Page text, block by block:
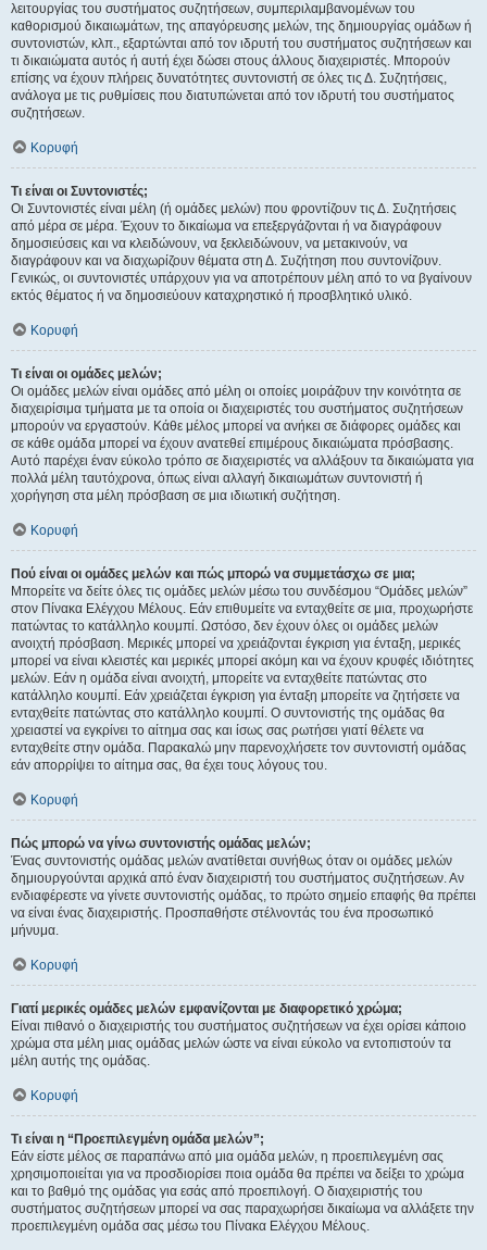
λειτουργίας του συστήματος συζητήσεων, συμπεριλαμβανομένων του
καθορισμού δικαιωμάτων, της απαγόρευσης μελών, της δημιουργίας ομάδων ή
συντονιστών, κλπ., εξαρτώνται από τον ιδρυτή του συστήματος συζητήσεων και
τι δικαιώματα αυτός ή αυτή έχει δώσει στους άλλους διαχειριστές. Μπορούν
επίσης να έχουν πλήρεις δυνατότητες συντονιστή σε όλες τις Δ. Συζητήσεις,
ανάλογα με τις ρυθμίσεις που διατυπώνεται από τον ιδρυτή του συστήματος
συζητήσεων.
Κορυφή
Τι είναι οι Συντονιστές;
Οι Συντονιστές είναι μέλη (ή ομάδες μελών) που φροντίζουν τις Δ. Συζητήσεις
από μέρα σε μέρα. Έχουν το δικαίωμα να επεξεργάζονται ή να διαγράφουν
δημοσιεύσεις και να κλειδώνουν, να ξεκλειδώνουν, να μετακινούν, να
διαγράφουν και να διαχωρίζουν θέματα στη Δ. Συζήτηση που συντονίζουν.
Γενικώς, οι συντονιστές υπάρχουν για να αποτρέπουν μέλη από το να βγαίνουν
εκτός θέματος ή να δημοσιεύουν καταχρηστικό ή προσβλητικό υλικό.
Κορυφή
Τι είναι οι ομάδες μελών;
Οι ομάδες μελών είναι ομάδες από μέλη οι οποίες μοιράζουν την κοινότητα σε
διαχειρίσιμα τμήματα με τα οποία οι διαχειριστές του συστήματος συζητήσεων
μπορούν να εργαστούν. Κάθε μέλος μπορεί να ανήκει σε διάφορες ομάδες και
σε κάθε ομάδα μπορεί να έχουν ανατεθεί επιμέρους δικαιώματα πρόσβασης.
Αυτό παρέχει έναν εύκολο τρόπο σε διαχειριστές να αλλάξουν τα δικαιώματα για
πολλά μέλη ταυτόχρονα, όπως είναι αλλαγή δικαιωμάτων συντονιστή ή
χορήγηση στα μέλη πρόσβαση σε μια ιδιωτική συζήτηση.
Κορυφή
Πού είναι οι ομάδες μελών και πώς μπορώ να συμμετάσχω σε μια;
Μπορείτε να δείτε όλες τις ομάδες μελών μέσω του συνδέσμου “Ομάδες μελών”
στον Πίνακα Ελέγχου Μέλους. Εάν επιθυμείτε να ενταχθείτε σε μια, προχωρήστε
πατώντας το κατάλληλο κουμπί. Ωστόσο, δεν έχουν όλες οι ομάδες μελών
ανοιχτή πρόσβαση. Μερικές μπορεί να χρειάζονται έγκριση για ένταξη, μερικές
μπορεί να είναι κλειστές και μερικές μπορεί ακόμη και να έχουν κρυφές ιδιότητες
μελών. Εάν η ομάδα είναι ανοιχτή, μπορείτε να ενταχθείτε πατώντας στο
κατάλληλο κουμπί. Εάν χρειάζεται έγκριση για ένταξη μπορείτε να ζητήσετε να
ενταχθείτε πατώντας στο κατάλληλο κουμπί. Ο συντονιστής της ομάδας θα
χρειαστεί να εγκρίνει το αίτημα σας και ίσως σας ρωτήσει γιατί θέλετε να
ενταχθείτε στην ομάδα. Παρακαλώ μην παρενοχλήσετε τον συντονιστή ομάδας
εάν απορρίψει το αίτημα σας, θα έχει τους λόγους του.
Κορυφή
Πώς μπορώ να γίνω συντονιστής ομάδας μελών;
Ένας συντονιστής ομάδας μελών ανατίθεται συνήθως όταν οι ομάδες μελών
δημιουργούνται αρχικά από έναν διαχειριστή του συστήματος συζητήσεων. Αν
ενδιαφέρεστε να γίνετε συντονιστής ομάδας, το πρώτο σημείο επαφής θα πρέπει
να είναι ένας διαχειριστής. Προσπαθήστε στέλνοντάς του ένα προσωπικό
μήνυμα.
Κορυφή
Γιατί μερικές ομάδες μελών εμφανίζονται με διαφορετικό χρώμα;
Είναι πιθανό ο διαχειριστής του συστήματος συζητήσεων να έχει ορίσει κάποιο
χρώμα στα μέλη μιας ομάδας μελών ώστε να είναι εύκολο να εντοπιστούν τα
μέλη αυτής της ομάδας.
Κορυφή
Τι είναι η “Προεπιλεγμένη ομάδα μελών”;
Εάν είστε μέλος σε παραπάνω από μια ομάδα μελών, η προεπιλεγμένη σας
χρησιμοποιείται για να προσδιορίσει ποια ομάδα θα πρέπει να δείξει το χρώμα
και το βαθμό της ομάδας για εσάς από προεπιλογή. Ο διαχειριστής του
συστήματος συζητήσεων μπορεί να σας παραχωρήσει δικαίωμα να αλλάξετε την
προεπιλεγμένη ομάδα σας μέσω του Πίνακα Ελέγχου Μέλους.